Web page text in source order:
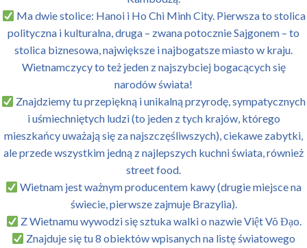
Ma dwie stolice: Hanoi i Ho Chi Minh City. Pierwsza to stolica
polityczna i kulturalna, druga – zwana potocznie Sajgonem – to
stolica biznesowa, największe i najbogatsze miasto w kraju.
Wietnamczycy to też jeden z najszybciej bogacących się
narodów świata!
Znajdziemy tu przepiękną i unikalną przyrodę, sympatycznych
i uśmiechniętych ludzi (to jeden z tych krajów, którego
mieszkańcy uważają się za najszczęśliwszych), ciekawe zabytki,
ale przede wszystkim jedną z najlepszych kuchni świata, również
street food.
Wietnam jest ważnym producentem kawy (drugie miejsce na
świecie, pierwsze zajmuje Brazylia).
Z Wietnamu wywodzi się sztuka walki o nazwie Việt Võ Đạo.
Znajduje się tu 8 obiektów wpisanych na listę światowego